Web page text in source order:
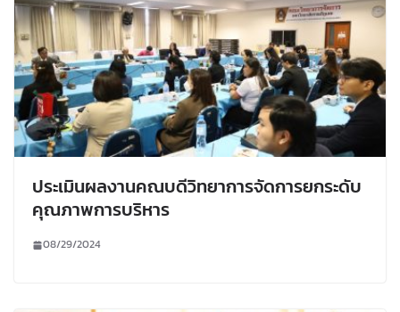
ประเมินผลงานคณบดีวิทยาการจัดการยกระดับ
คุณภาพการบริหาร
08/29/2024